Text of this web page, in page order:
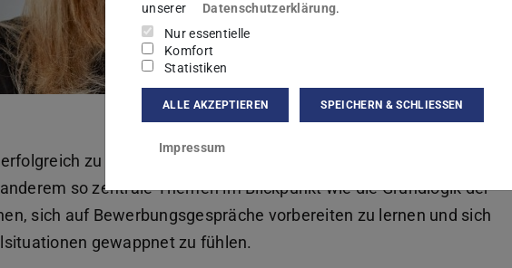
zu meistern und das Assessment Center souverän zu
so zentrale Themen im Blickpunkt wie die Grundlogik der
sich auf Bewerbungsgespräche vorbereiten zu lernen und sich
gewappnet zu fühlen.
unserer
Datenschutzerklärung.
Nur essentielle
Komfort
Statistiken
ALLE AKZEPTIEREN SPEICHERN & SCHLIESSEN
Impressum